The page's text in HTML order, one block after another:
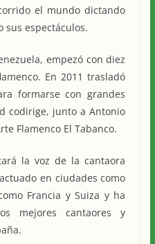
el mundo dictando
sus espectáculos.
empezó con diez
En 2011 trasladó
formarse con grandes
codirige, junto a Antonio
Flamenco El Tabanco.
la voz de la cantaora
en ciudades como
Francia y Suiza y ha
mejores cantaores y